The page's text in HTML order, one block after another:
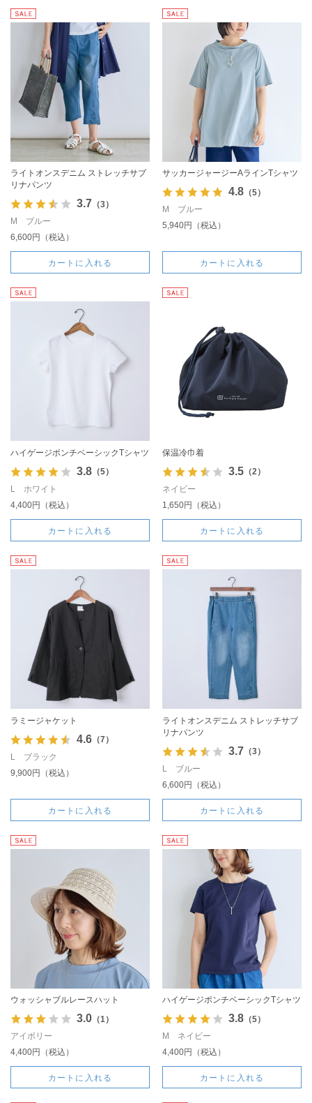
ライトオンスデニム ストレッチサブ
リナパンツ
3.7 （3）
M ブルー
6,600円（税込）
カートに入れる
サッカージャージーAラインTシャツ
4.8（5）
M ブルー
5,940円（税込）
カートに入れる
ハイゲージポンチベーシックTシャツ
3.8（5）
L ホワイト
4,400円（税込）
カートに入れる
保温冷巾着
3.5（2）
ネイビー
1,650円（税込）
カートに入れる
ラミージャケット
4.6（7）
L ブラック
9,900円（税込）
カートに入れる
ライトオンスデニム ストレッチサブ
リナパンツ
3.7 （3）
L ブルー
6,600円（税込）
カートに入れる
ウォッシャブルレースハット
3.0（1）
アイボリー
4,400円（税込）
カートに入れる
ハイゲージポンチベーシックTシャツ
3.8（5）
M ネイビー
4,400円（税込）
カートに入れる